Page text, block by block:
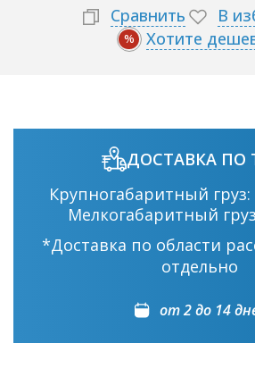
Сравнить В
% Хотите
ДОСТАВКА ПО
Крупногабаритный груз:
Мелкогабаритный
*Доставка по области
отдельно
от 2 до 14